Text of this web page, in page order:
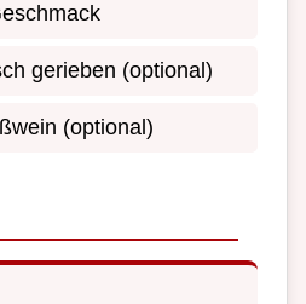
gerieben (optional)
(optional)